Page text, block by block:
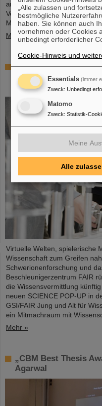
an dem Treffen teil und
Vertreter*innen aus Politk,
Memorandum of
Mehr »
Schaufenster in die
POP-UP von GSI/
City
Virtuelle Welten, spielerische
Wissenschaft zum Greifen
Schwerionenforschung und
Beschleunigerzentrum FAIR
die Wissensvermittlung
neuen SCIENCE POP-UP in
GSI/FAIR Jung und Alt für
ein Mitmachraum mit
Mehr »
„CBM Best Thesis
Agarwal
„Alle zulassen und
bestmögliche
haben. Sie können auch
vornehmen oder Cookies
unbedingt erforderlicher
Cookie-Hinweis und
Essentials (immer
Zweck: Unbedingt
Matomo
Zweck: Statistik-
Meine
Alle